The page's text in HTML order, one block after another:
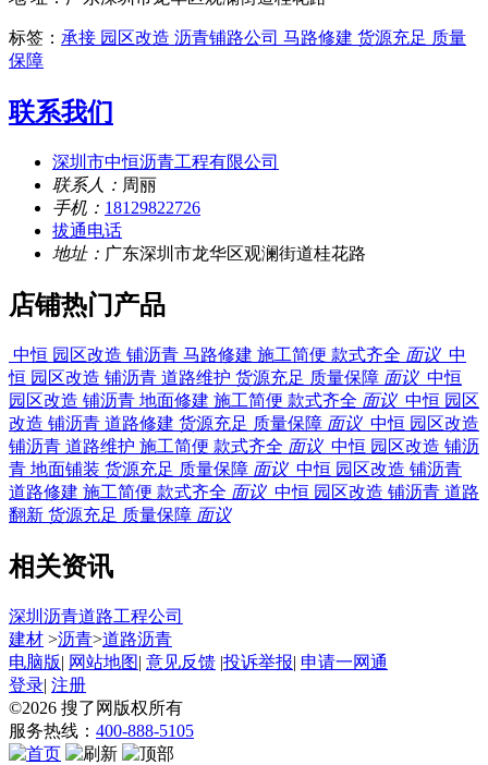
地 址：广东深圳市龙华区观澜街道桂花路
标签： 承接 园区改造 沥青铺路公司 马路修建 货源充足 质量
保障
联系我们
深圳市中恒沥青工程有限公司
联系人：周丽
手机：18129822726
拔通电话
地址： 广东深圳市龙华区观澜街道桂花路
店铺热门产品
中恒 园
区改造 铺沥青 马路修建 施工简便 款式齐全 面议
中恒 园
区改造 铺沥青 道路维护 货源充足 质量保障 面议
中恒 园
区改造 铺沥青 地面修建 施工简便 款式齐全 面议
中恒 园
区改造 铺沥青 道路修建 货源充足 质量保障
区改造 铺沥青 道路维护 施工简便 款式齐全
区改造 铺沥青 地面铺装 货源充足 质量保障
区改造 铺沥青 道路修建 施工简便 款式齐全 面议
区改造 铺沥青 道路翻新 货源充足 质量保障